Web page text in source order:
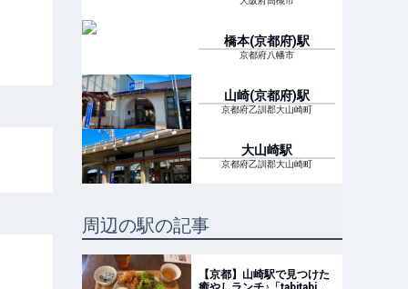
橋本(京都府)駅
京都府八幡市
山崎(京都府)駅
京都府乙訓郡大山崎町
大山崎駅
京都府乙訓郡大山崎町
周辺の駅の記事
【京都】山崎駅で見つけた